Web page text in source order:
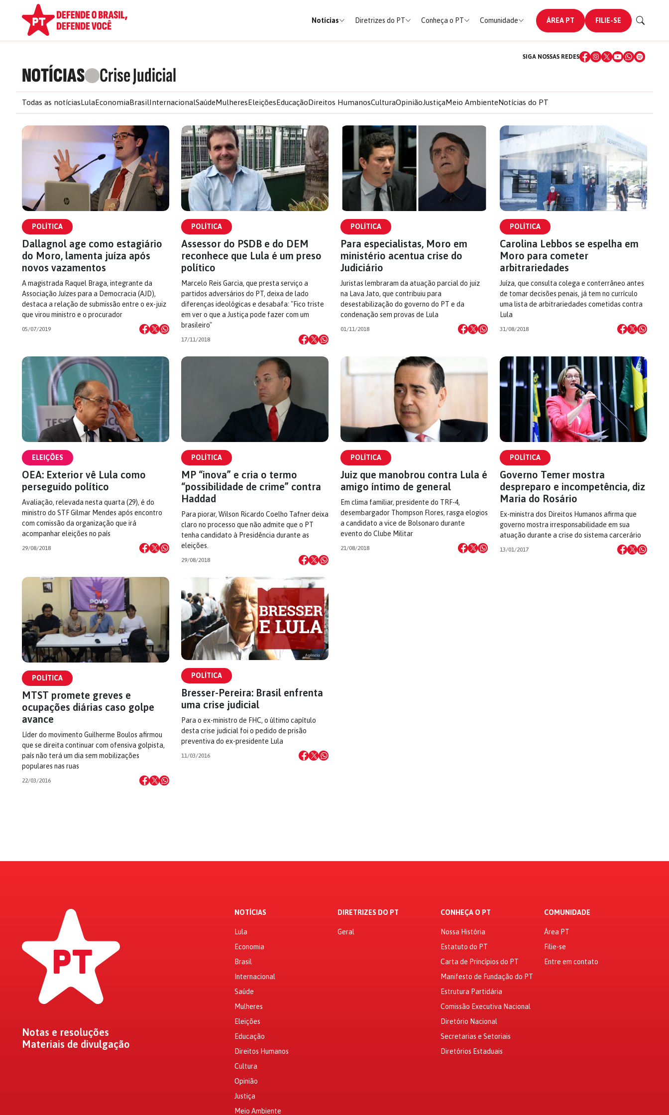
Notícias Diretrizes do PT Conheça o PT Comunidade ÁREA PT FILIE-SE
NOTÍCIAS Crise Judicial
SIGA NOSSAS REDES
Todas as notíciasLulaEconomiaBrasilInternacionalSaúdeMulheresEleiçõesEducaçãoDireitos HumanosCulturaOpiniãoJustiçaMeio AmbienteNotícias do PT
POLÍTICA
Dallagnol age como estagiário
do Moro, lamenta juíza após
novos vazamentos
A magistrada Raquel Braga, integrante da
Associação Juízes para a Democracia (AJD),
destaca a relação de submissão entre o ex-juiz
que virou ministro e o procurador
05/07/2019
POLÍTICA
Assessor do PSDB e do DEM
reconhece que Lula é um preso
político
Marcelo Reis Garcia, que presta serviço a
partidos adversários do PT, deixa de lado
diferenças ideológicas e desabafa: "Fico triste
em ver o que a Justiça pode fazer com um
brasileiro"
17/11/2018
POLÍTICA
Para especialistas, Moro em
ministério acentua crise do
Judiciário
Juristas lembraram da atuação parcial do juiz
na Lava Jato, que contribuiu para
desestabilização do governo do PT e da
condenação sem provas de Lula
01/11/2018
POLÍTICA
Carolina Lebbos se espelha em
Moro para cometer
arbitrariedades
Juíza, que consulta colega e conterrâneo antes
de tomar decisões penais, já tem no currículo
uma lista de arbitrariedades cometidas contra
Lula
31/08/2018
ELEIÇÕES
OEA: Exterior vê Lula como
perseguido político
Avaliação, relevada nesta quarta (29), é do
ministro do STF Gilmar Mendes após encontro
com comissão da organização que irá
acompanhar eleições no país
29/08/2018
POLÍTICA
MP “inova” e cria o termo
“possibilidade de crime” contra
Haddad
Para piorar, Wilson Ricardo Coelho Tafner deixa
claro no processo que não admite que o PT
tenha candidato à Presidência durante as
eleições.
29/08/2018
POLÍTICA
Juiz que manobrou contra Lula é
amigo íntimo de general
Em clima familiar, presidente do TRF-4,
desembargador Thompson Flores, rasga elogios
a candidato a vice de Bolsonaro durante
evento do Clube Militar
21/08/2018
POLÍTICA
Governo Temer mostra
despreparo e incompetência, diz
Maria do Rosário
Ex-ministra dos Direitos Humanos afirma que
governo mostra irresponsabilidade em sua
atuação durante a crise do sistema carcerário
13/01/2017
POLÍTICA
MTST promete greves e
ocupações diárias caso golpe
avance
Líder do movimento Guilherme Boulos afirmou
que se direita continuar com ofensiva golpista,
país não terá um dia sem mobilizações
populares nas ruas
22/03/2016
POLÍTICA
Bresser-Pereira: Brasil enfrenta
uma crise judicial
Para o ex-ministro de FHC, o último capítulo
desta crise judicial foi o pedido de prisão
preventiva do ex-presidente Lula
11/03/2016
Notas e resoluções
Materiais de divulgação
NOTÍCIAS
Lula
Economia
Brasil
Internacional
Saúde
Mulheres
Eleições
Educação
Direitos Humanos
Cultura
Opinião
Justiça
Meio Ambiente
DIRETRIZES DO PT
Geral
CONHEÇA O PT
Nossa História
Estatuto do PT
Carta de Princípios do PT
Manifesto de Fundação do PT
Estrutura Partidária
Comissão Executiva Nacional
Diretório Nacional
Secretarias e Setoriais
Diretórios Estaduais
COMUNIDADE
Área PT
Filie-se
Entre em contato